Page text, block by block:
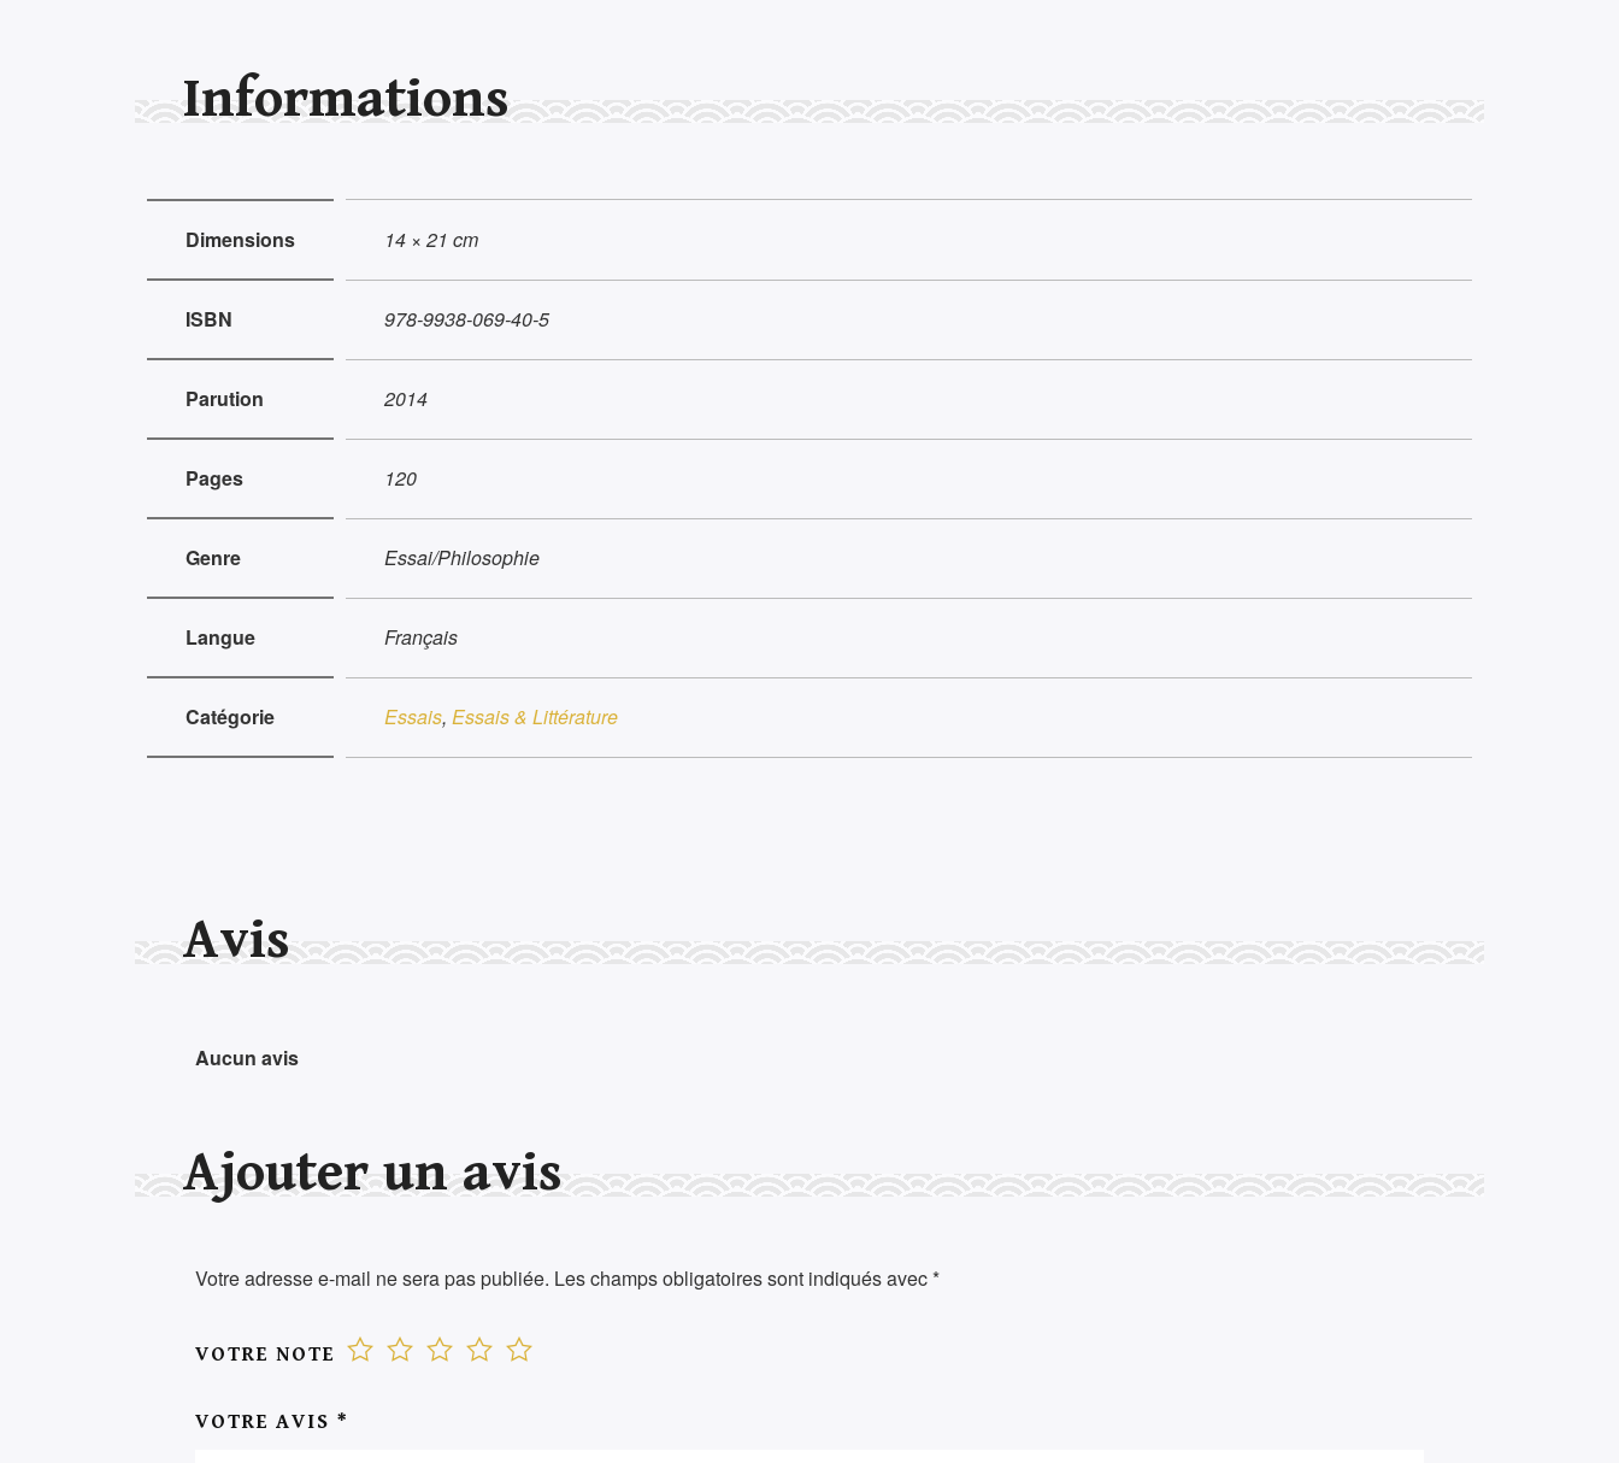
Informations
Dimensions 14 × 21 cm
ISBN 978-9938-069-40-5
Parution 2014
Pages 120
Genre Essai/Philosophie
Langue Français
Catégorie Essais, Essais & Littérature
Avis
Aucun avis
Ajouter un avis
Votre adresse e-mail ne sera pas publiée. Les champs obligatoires sont indiqués avec*
VOTRE NOTE
VOTRE AVIS *